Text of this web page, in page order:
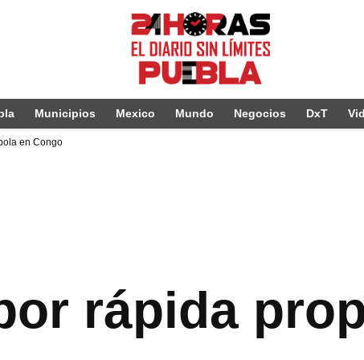
Municipios Mexico Mundo Negocios DxT
en Congo
rápida